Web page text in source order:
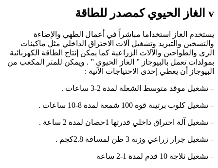
v الغاز الحيوي كمصدر للطاقة
يستخدم الغاز استخداما مباشراً في أعمال الطهي والإضاءة
والتسخين والتبريد وتشغيل آلات الاحتراق الداخلي مثل ماكينات
الري والطواحين والآلات الزراعية كما يمكن إنتاج الطاقة الكهربائية
بمولدات تعمل بالبيوجاز ” الغاز الحيوي ” . ويمكن للمتر المكعب من
البيوجاز أن يغطي إحدى الاحتياجات الآتية :
– تشغيل موقد متوسط الشعلة لمدة 2-3 ساعات .
– تشغيل كلوب برتينة قوة 100 شمعة لمدة 8-10 ساعات .
– تشغيل آلة احتراق داخلي قدرتها 1حصان لمدة 2 ساعة .
– تشغيل جرار زراعي وزنه 3 طن لمسافة 2.8كجم .
– تشغيل ثلاجة 10 قدم لمدة 1-2 ساعة